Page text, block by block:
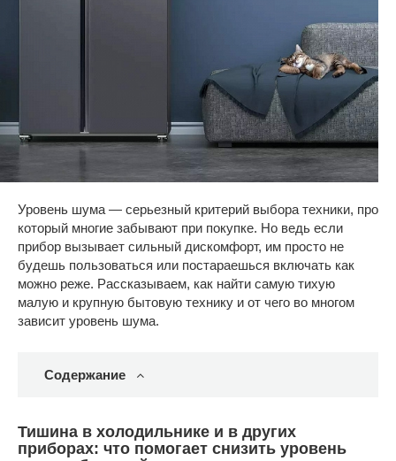
Уровень шума — серьезный критерий выбора техники, про
который многие забывают при покупке. Но ведь если
прибор вызывает сильный дискомфорт, им просто не
будешь пользоваться или постараешься включать как
можно реже. Рассказываем, как найти самую тихую
малую и крупную бытовую технику и от чего во многом
зависит уровень шума.
Содержание
Тишина в холодильнике и в других
приборах: что помогает снизить уровень